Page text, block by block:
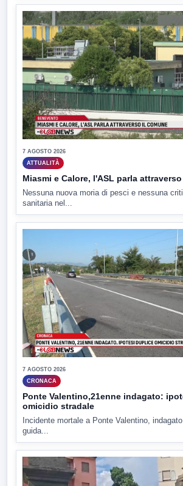
7 AGOSTO 2026
ATTUALITÀ
Miasmi e Calore, l'ASL parla
Nessuna nuova moria di pesci e nessuna
sanitaria nel...
7 AGOSTO 2026
CRONACA
Ponte Valentino,21enne indagato:
omicidio stradale
Incidente mortale a Ponte Valentino,
guida...